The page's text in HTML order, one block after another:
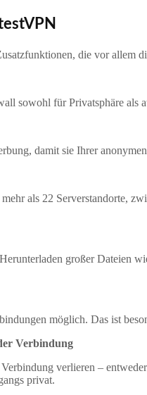
die vor allem
sowohl für Privatsphäre
damit sie Ihrer anonymen
als 22 Serverstandorte,
großer Dateien
möglich. Das ist
Verbindung
verlieren –
privat.